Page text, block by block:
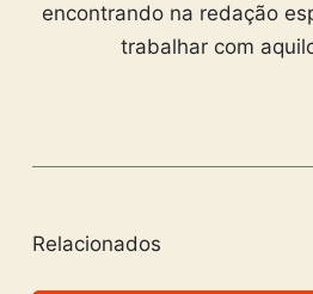
encontrando na redação
trabalhar com
Relacionados